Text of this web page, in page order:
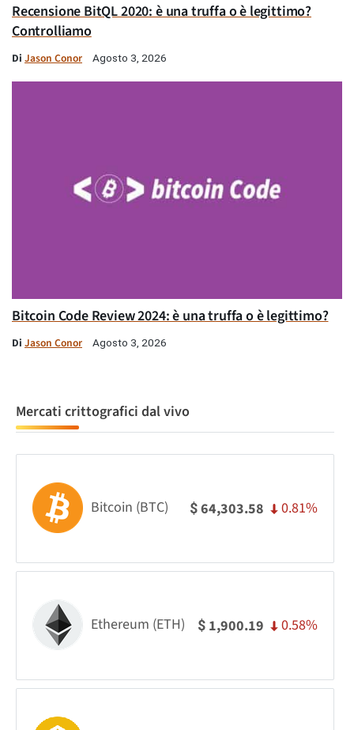
Recensione BitQL 2020: è una truffa o è legittimo?
Controlliamo
Di Jason Conor Agosto 3, 2026
Bitcoin Code Review 2024: è una truffa o è legittimo?
Di Jason Conor Agosto 3, 2026
Mercati crittografici dal vivo
Bitcoin (BTC) $64,303.58 0.81%
Ethereum (ETH) $ 1,900.19 0.58%